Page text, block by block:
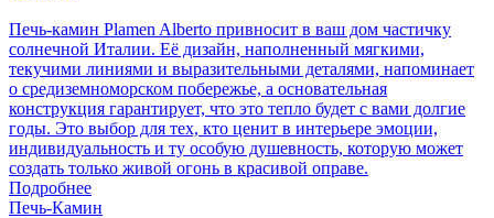
Печь-камин Plamen Alberto привносит в ваш дом частичку
солнечной Италии. Её дизайн, наполненный мягкими,
текучими линиями и выразительными деталями, напоминает
о средиземноморском побережье, а основательная
конструкция гарантирует, что это тепло будет с вами долгие
годы. Это выбор для тех, кто ценит в интерьере эмоции,
индивидуальность и ту особую душевность, которую может
создать только живой огонь в красивой оправе.
Подробнее
Печь-Камин